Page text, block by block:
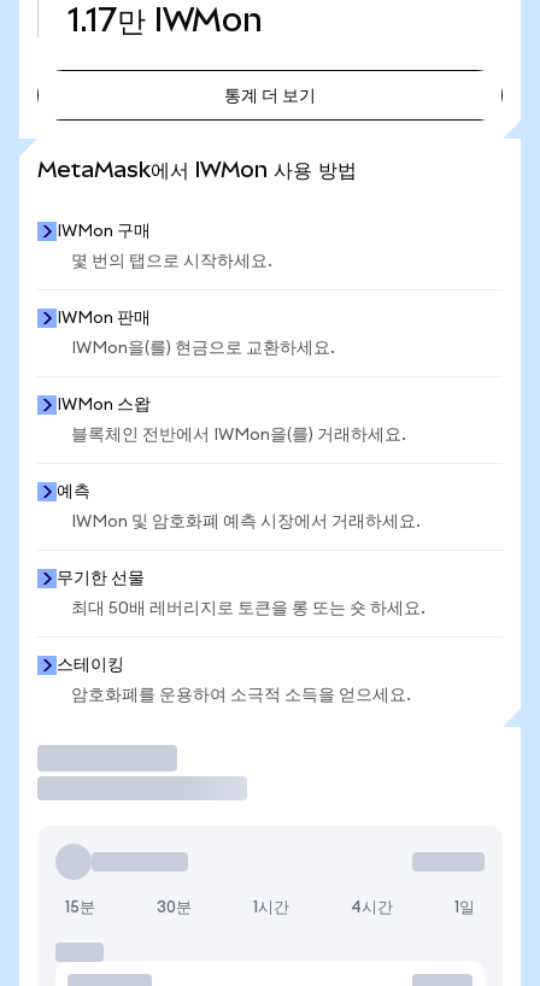
1.17만 IWMon
통계 더 보기
MetaMask에서 IWMon 사용 방법
IWMon 구매
몇 번의 탭으로 시작하세요.
IWMon 판매
IWMon을(를) 현금으로 교환하세요.
IWMon 스왑
블록체인 전반에서 IWMon을(를) 거래하세요.
예측
IWMon 및 암호화폐 예측 시장에서 거래하세요.
무기한 선물
최대 50배 레버리지로 토큰을 롱 또는 숏 하세요.
스테이킹
암호화폐를 운용하여 소극적 소득을 얻으세요.
15분 30분 1시간 4시간 1일